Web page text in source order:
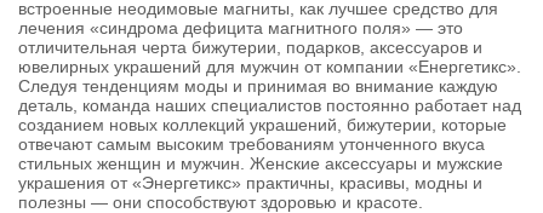
встроенные неодимовые магниты, как лучшее средство для
лечения «синдрома дефицита магнитного поля» — это
отличительная черта бижутерии, подарков, аксессуаров и
ювелирных украшений для мужчин от компании «Енергетикс».
Следуя тенденциям моды и принимая во внимание каждую
деталь, команда наших специалистов постоянно работает над
созданием новых коллекций украшений, бижутерии, которые
отвечают самым высоким требованиям утонченного вкуса
стильных женщин и мужчин. Женские аксессуары и мужские
украшения от «Энергетикс» практичны, красивы, модны и
полезны — они способствуют здоровью и красоте.